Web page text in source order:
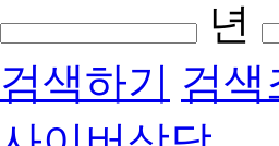
년
검색하기 검색